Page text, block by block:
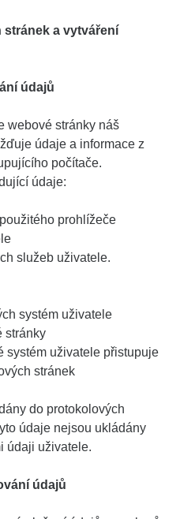
stránek a vytváření
údajů
webové stránky náš
údaje a informace z
počítače.
údaje:
prohlížeče
služeb uživatele.
systém uživatele
stránky
systém uživatele přistupuje
stránek
do protokolových
údaje nejsou ukládány
údaji uživatele.
údajů